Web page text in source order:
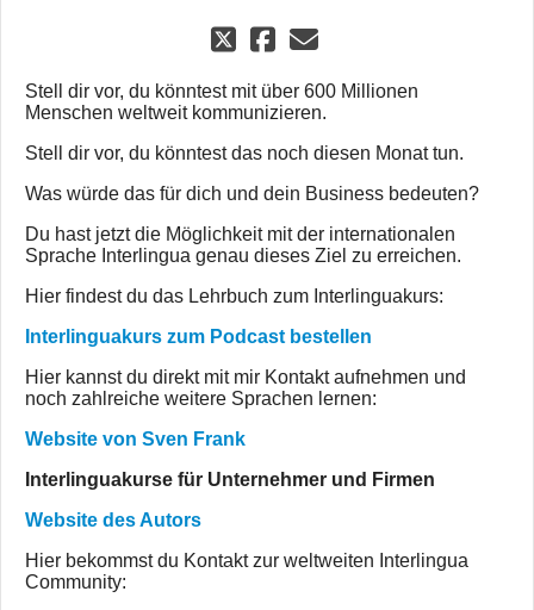
Stell dir vor, du könntest mit über 600 Millionen
Menschen weltweit kommunizieren.
Stell dir vor, du könntest das noch diesen Monat tun.
Was würde das für dich und dein Business bedeuten?
Du hast jetzt die Möglichkeit mit der internationalen
Sprache Interlingua genau dieses Ziel zu erreichen.
Hier findest du das Lehrbuch zum Interlinguakurs:
Interlinguakurs zum Podcast bestellen
Hier kannst du direkt mit mir Kontakt aufnehmen und
noch zahlreiche weitere Sprachen lernen:
Website von Sven Frank
Interlinguakurse für Unternehmer und Firmen
Website des Autors
Hier bekommst du Kontakt zur weltweiten Interlingua
Community: